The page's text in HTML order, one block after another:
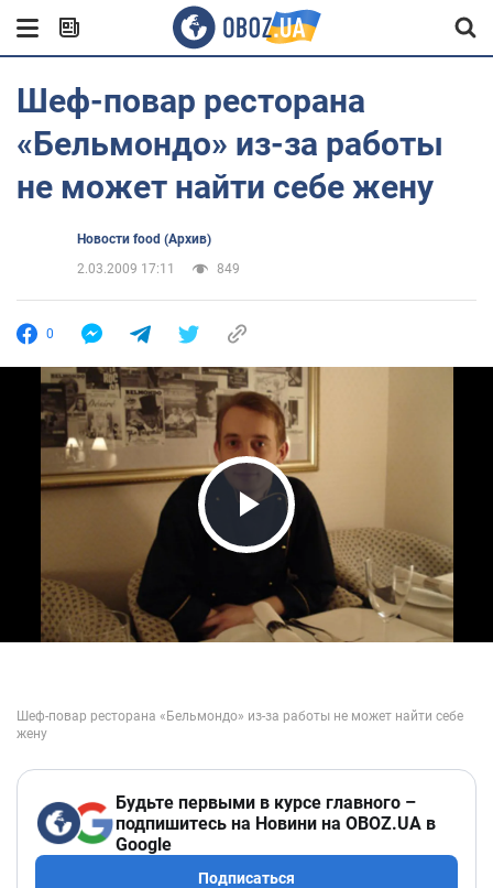
Шеф-повар ресторана
«Бельмондо» из-за работы
не может найти себе жену
Новости food (Архив)
2.03.2009 17:11
849
0
Play Video
Будьте первыми в курсе главного –
подпишитесь на Новини на OBOZ.UA в
Google
Подписаться